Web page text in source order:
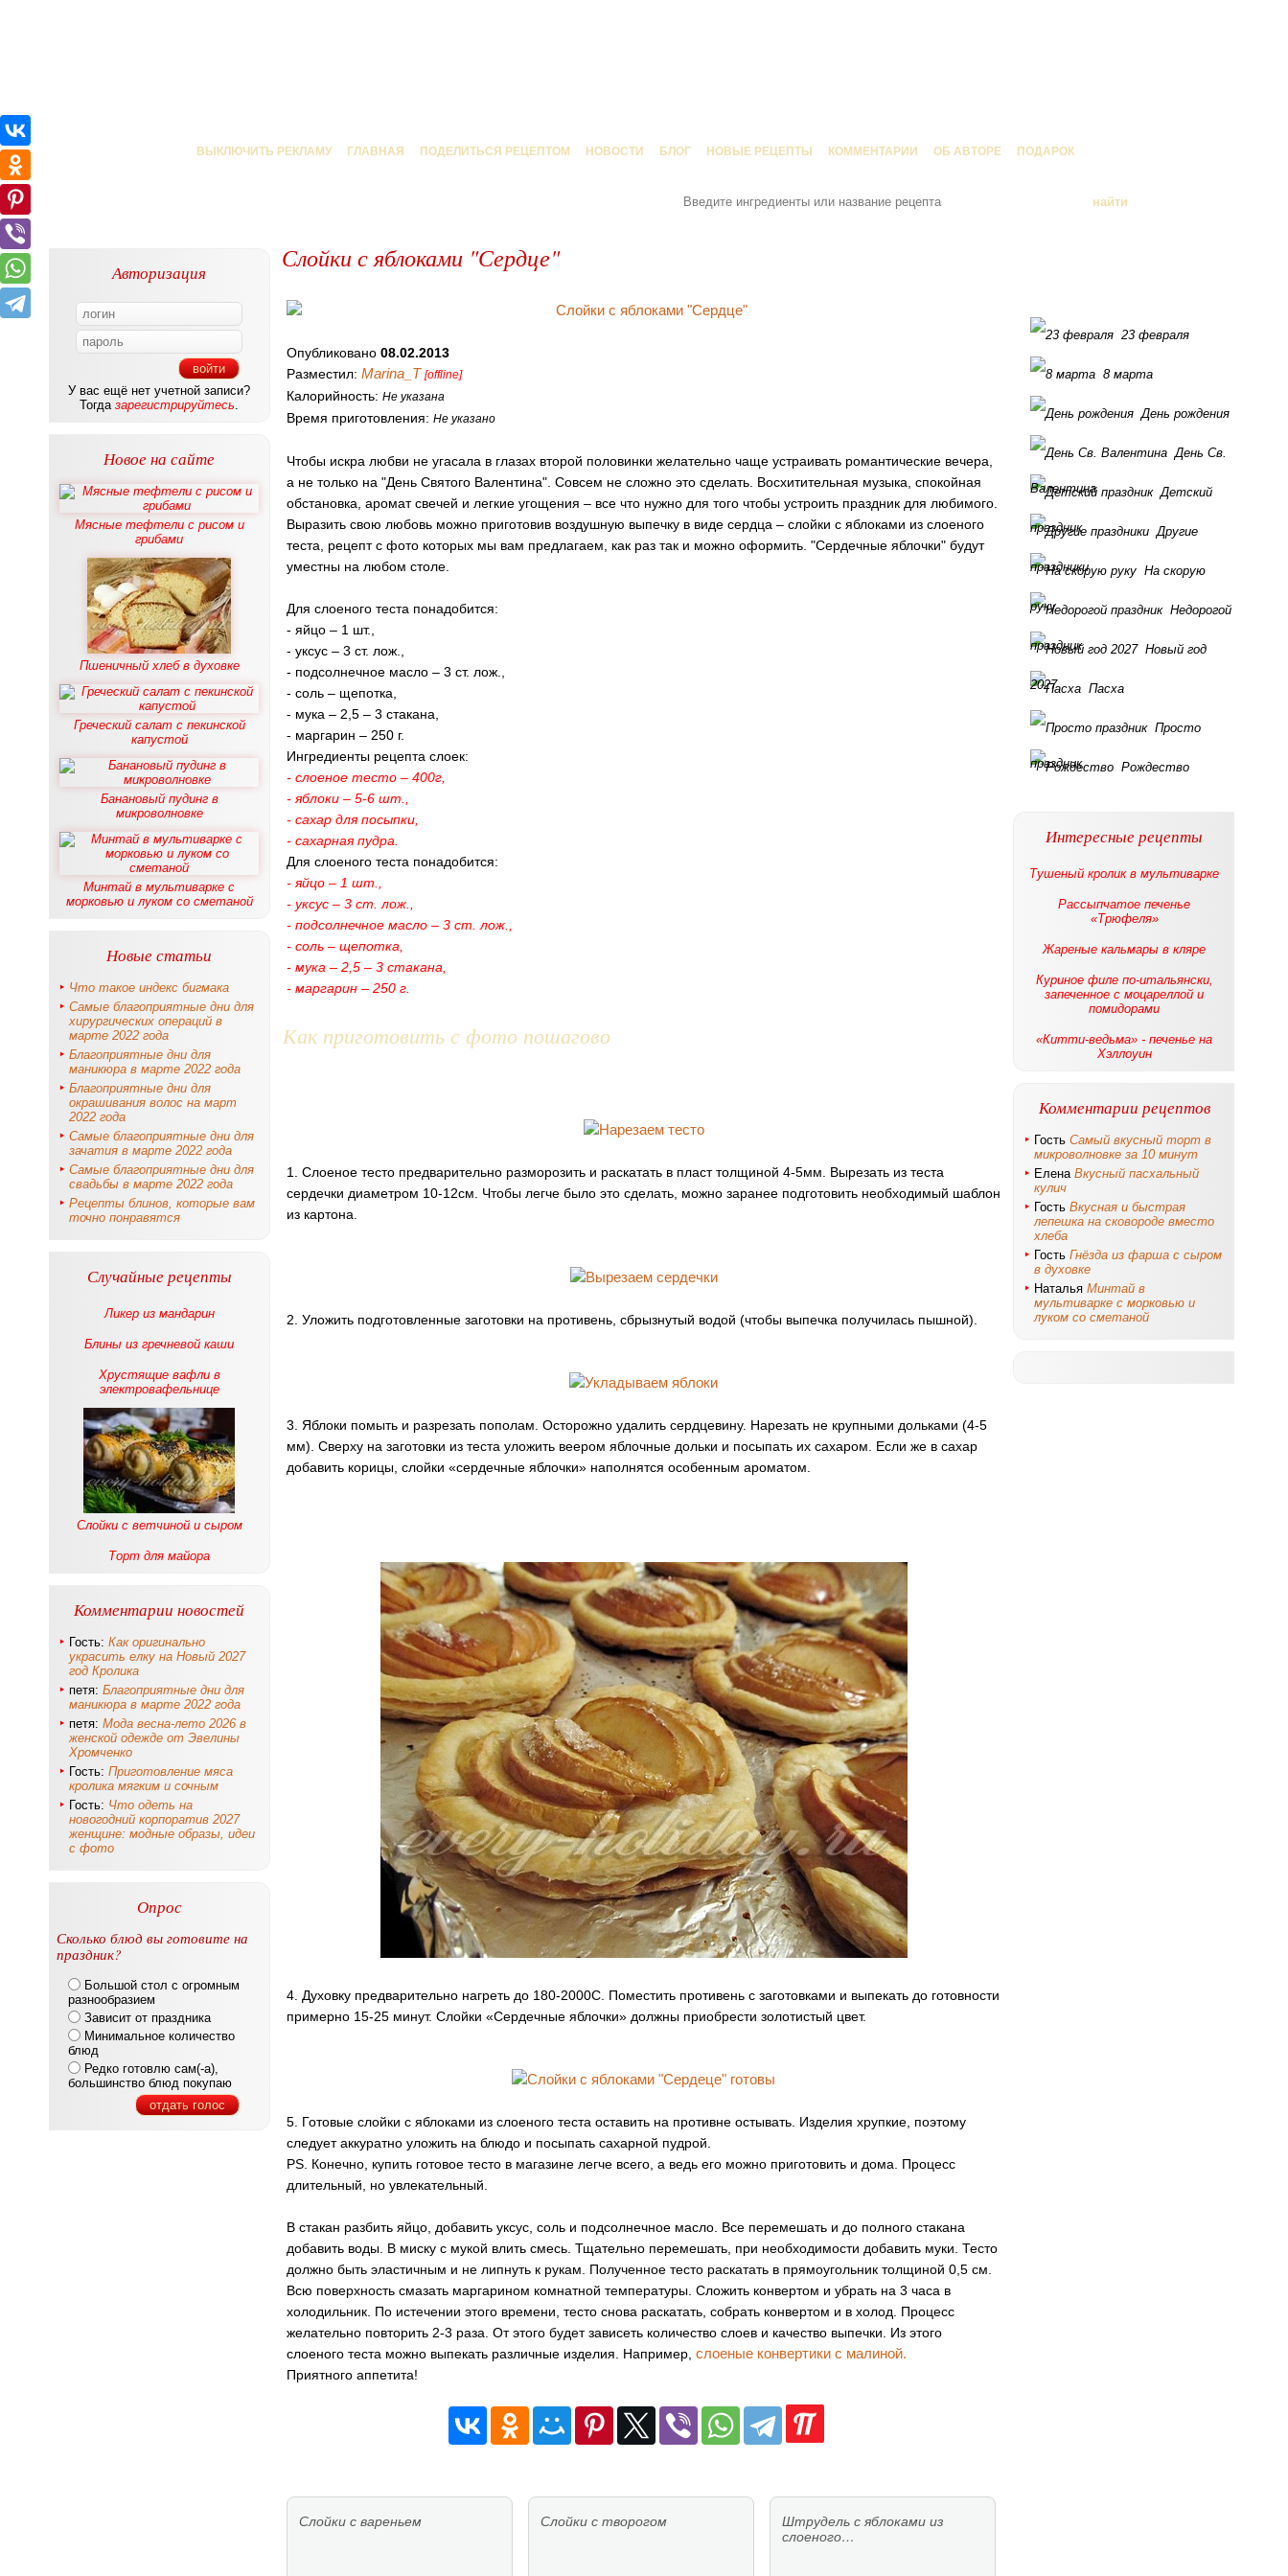
ВЫКЛЮЧИТЬ РЕКЛАМУ ГЛАВНАЯ ПОДЕЛИТЬСЯ РЕЦЕПТОМ НОВОСТИ БЛОГ НОВЫЕ РЕЦЕПТЫ КОММЕНТАРИИ ОБ АВТОРЕ ПОДАРОК
Авторизация
У вас ещё нет учетной записи?
Тогда зарегистрируйтесь.
Новое на сайте
Мясные тефтели с рисом и
грибами
Пшеничный хлеб в духовке
Греческий салат с пекинской
капустой
Банановый пудинг в
микроволновке
Минтай в мультиварке с
морковью и луком со сметаной
Новые статьи
Что такое индекс бигмака
Самые благоприятные дни для
хирургических операций в
марте 2022 года
Благоприятные дни для
маникюра в марте 2022 года
Благоприятные дни для
окрашивания волос на март
2022 года
Самые благоприятные дни для
зачатия в марте 2022 года
Самые благоприятные дни для
свадьбы в марте 2022 года
Рецепты блинов, которые вам
точно понравятся
Случайные рецепты
Ликер из мандарин
Блины из гречневой каши
Хрустящие вафли в
электровафельнице
Слойки с ветчиной и сыром
Торт для майора
Комментарии новостей
Гость: Как оригинально
украсить елку на Новый 2027
год Кролика
петя: Благоприятные дни для
маникюра в марте 2022 года
петя: Мода весна-лето 2026 в
женской одежде от Эвелины
Хромченко
Гость: Приготовление мяса
кролика мягким и сочным
Гость: Что одеть на
новогодний корпоратив 2027
женщине: модные образы, идеи
с фото
Опрос
Сколько блюд вы готовите на
праздник?
разнообразием
Зависит от праздника
блюд
большинство блюд покупаю
отдать голос
Слойки с яблоками "Сердце"
Опубликовано 08.02.2013
Разместил: Marina_T [offline]
Калорийность: Не указана
Время приготовления: Не указано
Чтобы искра любви не угасала в глазах второй половинки желательно чаще устраивать романтические вечера,
а не только на "День Святого Валентина". Совсем не сложно это сделать. Восхитительная музыка, спокойная
обстановка, аромат свечей и легкие угощения – все что нужно для того чтобы устроить праздник для любимого.
Выразить свою любовь можно приготовив воздушную выпечку в виде сердца – слойки с яблоками из слоеного
теста, рецепт с фото которых мы вам предлагаем, как раз так и можно оформить. "Сердечные яблочки" будут
уместны на любом столе.
Для слоеного теста понадобится:
- яйцо – 1 шт.,
- уксус – 3 ст. лож.,
- подсолнечное масло – 3 ст. лож.,
- соль – щепотка,
- мука – 2,5 – 3 стакана,
- маргарин – 250 г.
Ингредиенты рецепта слоек:
- слоеное тесто – 400г,
- яблоки – 5-6 шт.,
- сахар для посыпки,
- сахарная пудра.
Для слоеного теста понадобится:
- яйцо – 1 шт.,
- уксус – 3 ст. лож.,
- подсолнечное масло – 3 ст. лож.,
- соль – щепотка,
- мука – 2,5 – 3 стакана,
- маргарин – 250 г.
Как приготовить с фото пошагово
1. Слоеное тесто предварительно разморозить и раскатать в пласт толщиной 4-5мм. Вырезать из теста
сердечки диаметром 10-12см. Чтобы легче было это сделать, можно заранее подготовить необходимый шаблон
из картона.
2. Уложить подготовленные заготовки на противень, сбрызнутый водой (чтобы выпечка получилась пышной).
3. Яблоки помыть и разрезать пополам. Осторожно удалить сердцевину. Нарезать не крупными дольками (4-5
мм). Сверху на заготовки из теста уложить веером яблочные дольки и посыпать их сахаром. Если же в сахар
добавить корицы, слойки «сердечные яблочки» наполнятся особенным ароматом.
4. Духовку предварительно нагреть до 180-2000С. Поместить противень с заготовками и выпекать до готовности
примерно 15-25 минут. Слойки «Сердечные яблочки» должны приобрести золотистый цвет.
5. Готовые слойки с яблоками из слоеного теста оставить на противне остывать. Изделия хрупкие, поэтому
следует аккуратно уложить на блюдо и посыпать сахарной пудрой.
PS. Конечно, купить готовое тесто в магазине легче всего, а ведь его можно приготовить и дома. Процесс
длительный, но увлекательный.
В стакан разбить яйцо, добавить уксус, соль и подсолнечное масло. Все перемешать и до полного стакана
добавить воды. В миску с мукой влить смесь. Тщательно перемешать, при необходимости добавить муки. Тесто
должно быть эластичным и не липнуть к рукам. Полученное тесто раскатать в прямоугольник толщиной 0,5 см.
Всю поверхность смазать маргарином комнатной температуры. Сложить конвертом и убрать на 3 часа в
холодильник. По истечении этого времени, тесто снова раскатать, собрать конвертом и в холод. Процесс
желательно повторить 2-3 раза. От этого будет зависеть количество слоев и качество выпечки. Из этого
слоеного теста можно выпекать различные изделия. Например, слоеные конвертики с малиной.
Приятного аппетита!
Слойки с вареньем Слойки с творогом
Штрудель с яблоками из
слоеного…
23 февраля
8 марта
День рождения
День Св.
Валентина Детский
праздник Другие
праздники На скорую
руку Недорогой
праздник Новый год
2027 Пасха
Просто
праздник Рождество
Интересные рецепты
Тушеный кролик в мультиварке
Рассыпчатое печенье
«Трюфеля»
Жареные кальмары в кляре
Куриное филе по-итальянски,
запеченное с моцареллой и
помидорами
«Китти-ведьма» - печенье на
Хэллоуин
Комментарии рецептов
Гость Самый вкусный торт в
микроволновке за 10 минут
Елена Вкусный пасхальный
кулич
Гость Вкусная и быстрая
лепешка на сковороде вместо
хлеба
Гость Гнёзда из фарша с сыром
в духовке
Наталья Минтай в
мультиварке с морковью и
луком со сметаной